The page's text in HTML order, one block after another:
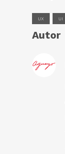
UX UI
Autor